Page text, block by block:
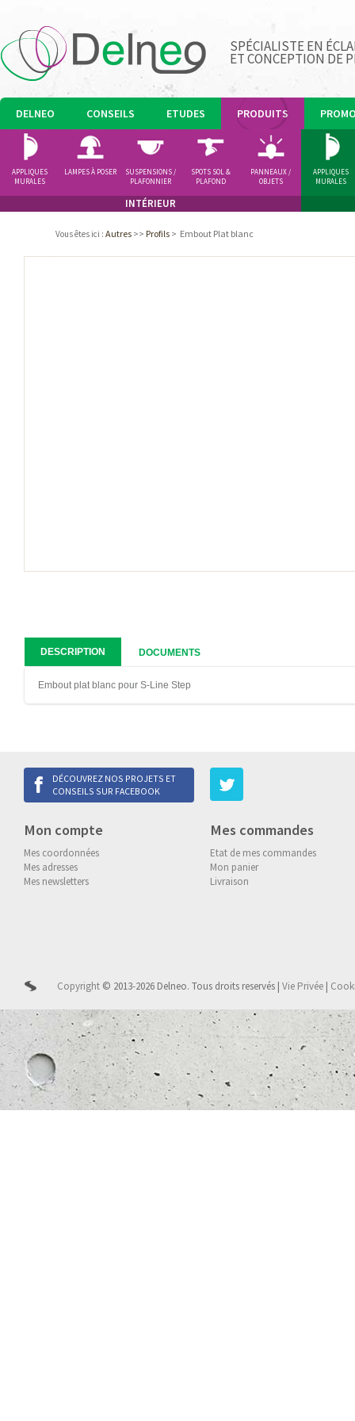
SPÉCIALISTE EN
ET CONCEPTION DE
DELNEO CONSEILS ETUDES PRODUITS
INTÉRIEUR
APPLIQUES
MURALES
LAMPES À POSER
SUSPENSIONS /
PLAFONNIER
SPOTS SOL &
PLAFOND
PANNEAUX /
OBJETS
APPLIQUES
MURALES
Vous êtes ici : Autres >> Profils > Embout Plat blanc
DESCRIPTION DOCUMENTS
Embout plat blanc pour S-Line Step
DÉCOUVREZ NOS PROJETS ET
CONSEILS SUR FACEBOOK
Mon compte
Mes coordonnées
Mes adresses
Mes newsletters
Mes commandes
Etat de mes commandes
Mon panier
Livraison
Copyright © 2013-2026 Delneo. Tous droits reservés | Vie Privée |